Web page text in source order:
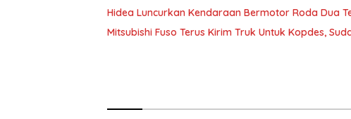
Hidea Luncurkan Kendaraan Bermotor Roda Dua
Mitsubishi Fuso Terus Kirim Truk Untuk Kopdes,